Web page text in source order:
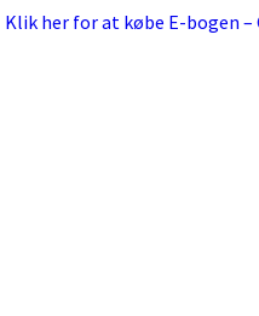
Klik her for at købe E-bogen